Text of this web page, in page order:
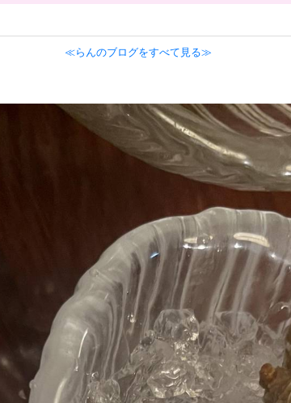
≪らんのブログをすべて見る≫